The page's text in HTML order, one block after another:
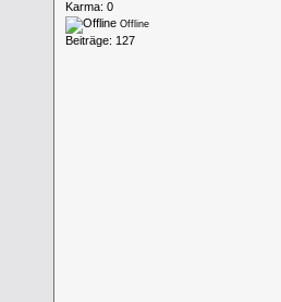
Karma: 0
Offline
Beiträge: 127